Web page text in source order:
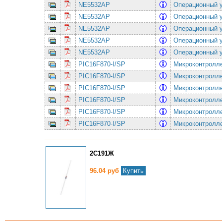
NE5532AP
NE5532AP
NE5532AP
NE5532AP
NE5532AP
PIC16F870-I/SP
PIC16F870-I/SP
PIC16F870-I/SP
PIC16F870-I/SP
PIC16F870-I/SP
PIC16F870-I/SP
2С191Ж
96.04 руб Купить